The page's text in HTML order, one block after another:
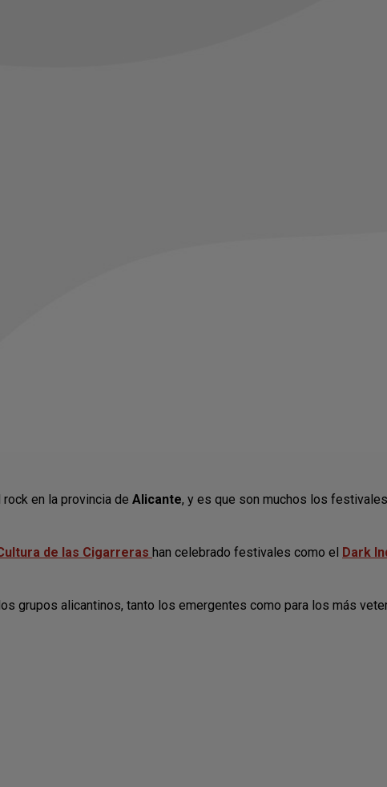
en la provincia de Alicante, y es que son muchos los
de las Cigarreras han celebrado festivales como el Dark
grupos alicantinos, tanto los emergentes como para los más